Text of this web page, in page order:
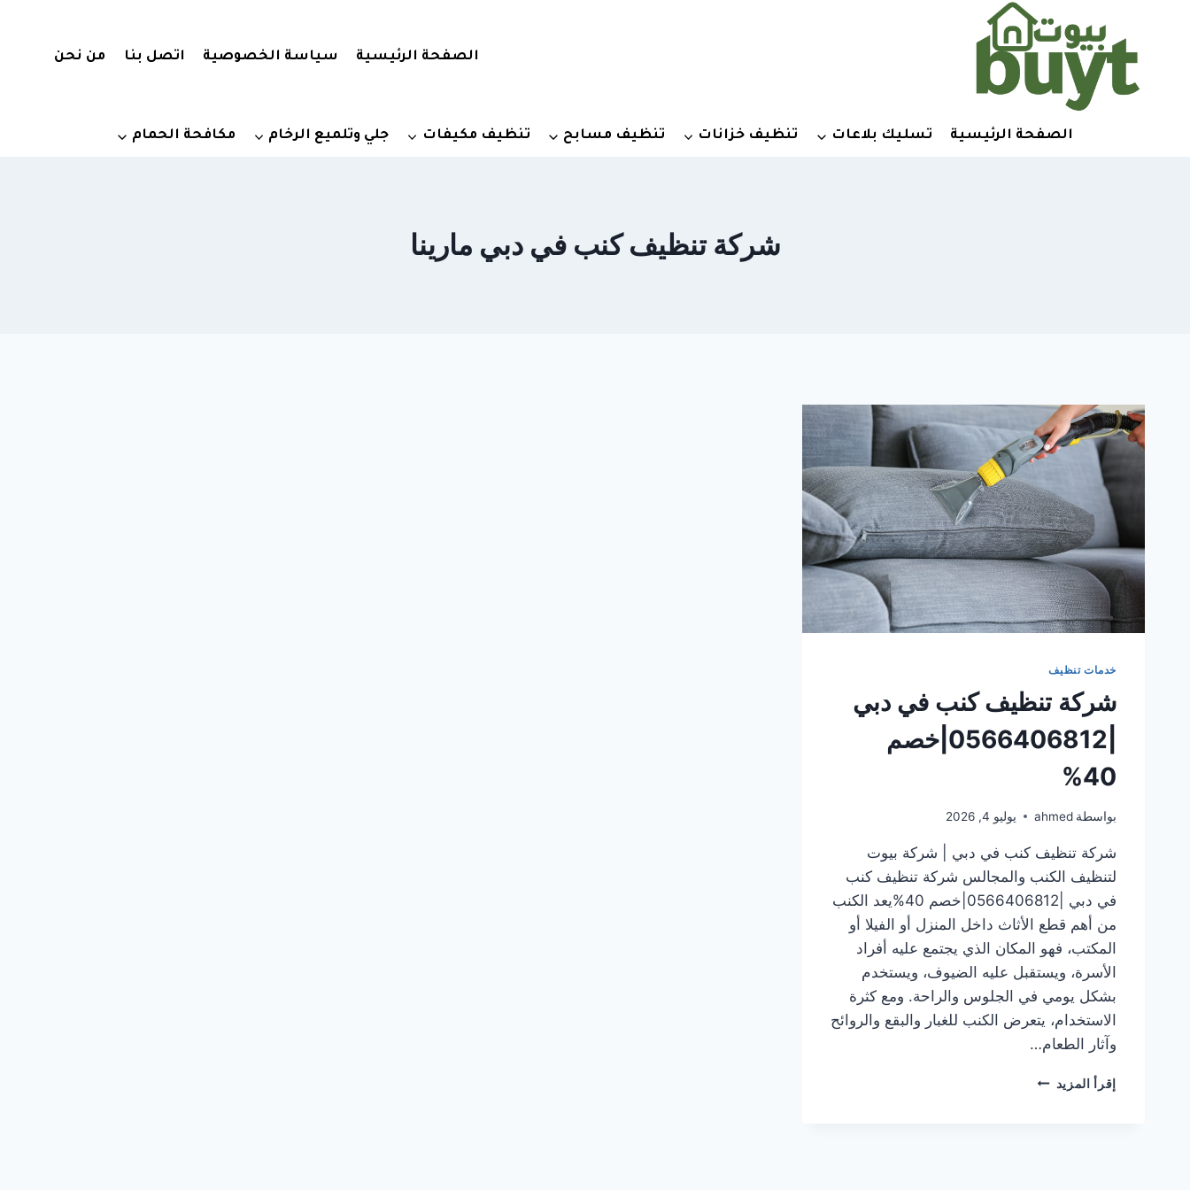
الصفحة الرئيسية سياسة الخصوصية اتصل بنا من نحن
الصفحة الرئيسية تسليك بلاعات تنظيف خزانات تنظيف مسابح تنظيف مكيفات جلي وتلميع الرخام مكافحة الحمام
شركة تنظيف كنب في دبي مارينا
خدمات تنظيف
شركة تنظيف كنب في دبي
|0566406812|خصم
40%
بواسطة ahmed يوليو 4, 2026
شركة تنظيف كنب في دبي | شركة بيوت
لتنظيف الكنب والمجالس شركة تنظيف كنب
في دبي |0566406812|خصم 40%يعد الكنب
من أهم قطع الأثاث داخل المنزل أو الفيلا أو
المكتب، فهو المكان الذي يجتمع عليه أفراد
الأسرة، ويستقبل عليه الضيوف، ويستخدم
بشكل يومي في الجلوس والراحة. ومع كثرة
الاستخدام، يتعرض الكنب للغبار والبقع والروائح
وآثار الطعام…
إقرأ المزيد شركة